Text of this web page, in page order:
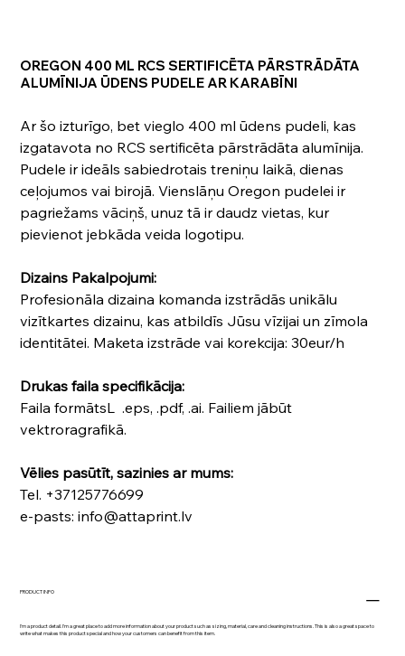
OREGON 400 ML RCS SERTIFICĒTA PĀRSTRĀDĀTA
ALUMĪNIJA ŪDENS PUDELE AR KARABĪNI
Ar šo izturīgo, bet vieglo 400 ml ūdens pudeli, kas
izgatavota no RCS sertificēta pārstrādāta alumīnija.
Pudele ir ideāls sabiedrotais treniņu laikā, dienas
ceļojumos vai birojā. Vienslāņu Oregon pudelei ir
pagriežams vāciņš, unuz tā ir daudz vietas, kur
pievienot jebkāda veida logotipu.
Dizains Pakalpojumi:
Profesionāla dizaina komanda izstrādās unikālu
vizītkartes dizainu, kas atbildīs Jūsu vīzijai un zīmola
identitātei. Maketa izstrāde vai korekcija: 30eur/h
Drukas faila specifikācija:
Faila formātsL .eps, .pdf, .ai. Failiem jābūt
vektroragrafikā.
Vēlies pasūtīt, sazinies ar mums:
Tel. +37125776699
e-pasts: info@attaprint.lv
PRODUCT INFO
I'm a product detail. I'm a great place to add more information about your product such as sizing, material, care and cleaning instructions. This is also a great space to
write what makes this product special and how your customers can benefit from this item.